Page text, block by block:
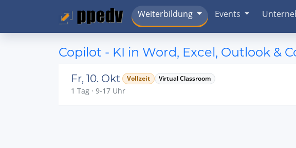
Weiterbildung Events
Copilot - KI in Word, Excel, Outlook &
Fr, 10. Okt Vollzeit Virtual Classroom
1 Tag · 9-17 Uhr